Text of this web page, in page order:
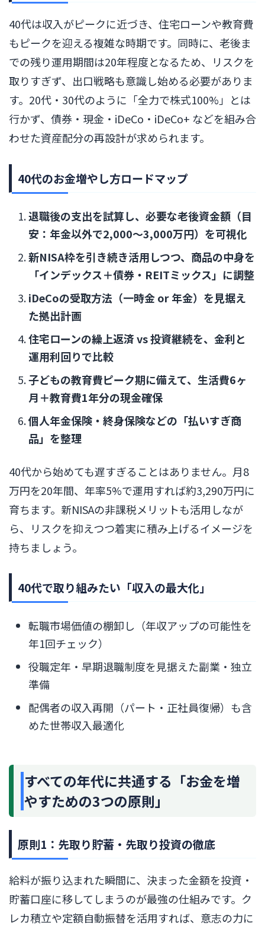
40代は収入がピークに近づき、住宅ローンや教育費
もピークを迎える複雑な時期です。同時に、老後ま
での残り運用期間は20年程度となるため、リスクを
取りすぎず、出口戦略も意識し始める必要がありま
す。20代・30代のように「全力で株式100%」とは
行かず、債券・現金・iDeCo・iDeCo+ などを組み合
わせた資産配分の再設計が求められます。
40代のお金増やし方ロードマップ
退職後の支出を試算し、必要な老後資金額（目
安：年金以外で2,000〜3,000万円）を可視化
新NISA枠を引き続き活用しつつ、商品の中身を
「インデックス＋債券・REITミックス」に調整
iDeCoの受取方法（一時金 or 年金）を見据え
た拠出計画
住宅ローンの繰上返済 vs 投資継続を、金利と
運用利回りで比較
子どもの教育費ピーク期に備えて、生活費6ヶ
月＋教育費1年分の現金確保
個人年金保険・終身保険などの「払いすぎ商
品」を整理
40代から始めても遅すぎることはありません。月8
万円を20年間、年率5%で運用すれば約3,290万円に
育ちます。新NISAの非課税メリットも活用しなが
ら、リスクを抑えつつ着実に積み上げるイメージを
持ちましょう。
40代で取り組みたい「収入の最大化」
転職市場価値の棚卸し（年収アップの可能性を
年1回チェック）
役職定年・早期退職制度を見据えた副業・独立
準備
配偶者の収入再開（パート・正社員復帰）も含
めた世帯収入最適化
すべての年代に共通する「お金を増
やすための3つの原則」
原則1：先取り貯蓄・先取り投資の徹底
給料が振り込まれた瞬間に、決まった金額を投資・
貯蓄口座に移してしまうのが最強の仕組みです。ク
レカ積立や定額自動振替を活用すれば、意志の力に